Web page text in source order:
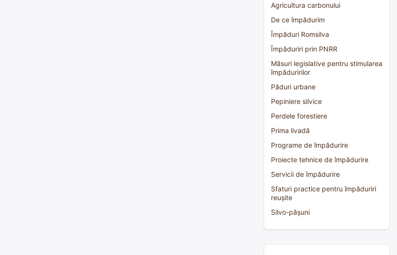
Agricultura carbonului
De ce împădurim
Împăduri Romsilva
Împăduriri prin PNRR
Măsuri legislative pentru stimularea
împăduririlor
Păduri urbane
Pepiniere silvice
Perdele forestiere
Prima livadă
Programe de împădurire
Proiecte tehnice de împădurire
Servicii de împădurire
Sfaturi practice pentru împăduriri
reușite
Silvo-pășuni